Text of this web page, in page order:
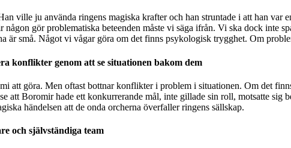
ville ju använda ringens magiska krafteroch han struntade i att han var
någon gör problematiska beteenden måste vi säga ifrån. Vi ska dock inte
är små. Något vi vågar göra om det finns psykologisk trygghet. Om
konflikter genom att se situationen bakom dem
att göra. Men oftast bottnar konflikter i problem i situationen. Om det
att Boromir hade ett konkurrerande mål, inte gillade sin roll, motsatte sig
händelsen att de onda orcherna överfaller ringens sällskap.
och självständiga team